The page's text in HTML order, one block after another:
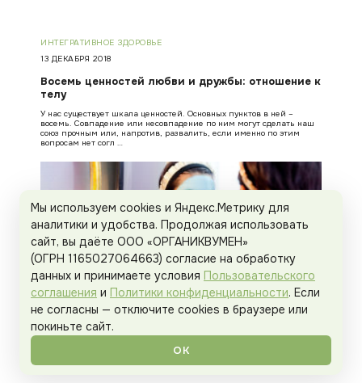
ИНТЕГРАТИВНОЕ ЗДОРОВЬЕ
13 ДЕКАБРЯ 2018
Восемь ценностей любви и дружбы: отношение к
телу
У нас существует шкала ценностей. Основных пунктов в ней –
восемь. Совпадение или несовпадение по ним могут сделать наш
союз прочным или, напротив, развалить, если именно по этим
вопросам нет согл …
Мы используем cookies и Яндекс.Метрику для
аналитики и удобства. Продолжая использовать
сайт, вы даёте ООО «ОРГАНИКВУМЕН»
(ОГРН 1165027064663) согласие на обработку
данных и принимаете условия Пользовательского
соглашения и Политики конфиденциальности. Если
не согласны — отключите cookies в браузере или
покиньте сайт.
ОК